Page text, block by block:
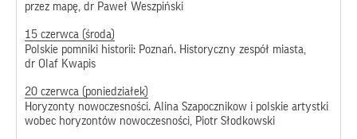
przez mapę, dr Paweł Weszpiński
15 czerwca (środa)
Polskie pomniki historii: Poznań. Historyczny zespół miasta,
dr Olaf Kwapis
20 czerwca (poniedziałek)
Horyzonty nowoczesności. Alina Szapocznikow i polskie artystki
wobec horyzontów nowoczesności, Piotr Słodkowski